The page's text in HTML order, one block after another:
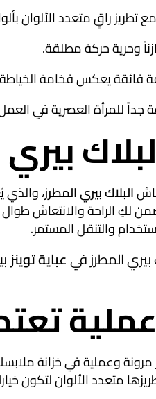
راقٍ متعدد الألوان
وحرية حركة مطلقة.
فائقة يعكس فخامة
جداً للمرأة العصرية في العمل
البلاك بيري المطرز، والذي
لكِ الراحة والانتعاش طوال
والتنقل المستمر.
بيري المطرز فيعباية توينز
مرونة وعملية في خزانة
متعدد الألوان لتكون